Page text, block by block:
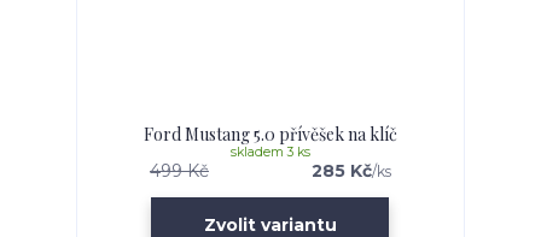
Ford Mustang 5.0 přívěšek na klíč
499 Kč 285 Kč/ks
skladem 3 ks
Zvolit variantu